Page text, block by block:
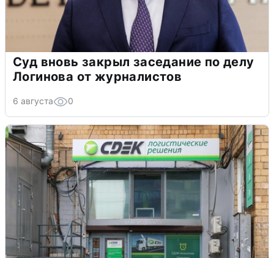
Суд вновь закрыл заседание по делу
Логинова от журналистов
6 августа 0